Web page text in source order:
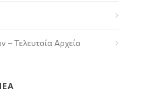
– Τελευταία Αρχεία